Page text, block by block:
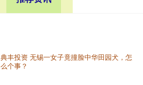
典丰投资 无锡一女子竟撞脸中华田园犬，怎
么个事？